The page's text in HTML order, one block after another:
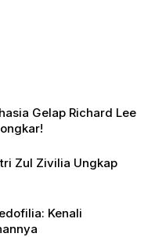
Zul Zivilia Ungkap
Kenali